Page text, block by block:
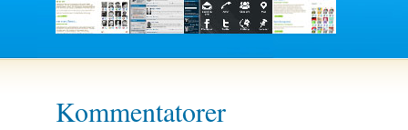
Kommentatorer